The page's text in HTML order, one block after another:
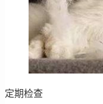
定期检查